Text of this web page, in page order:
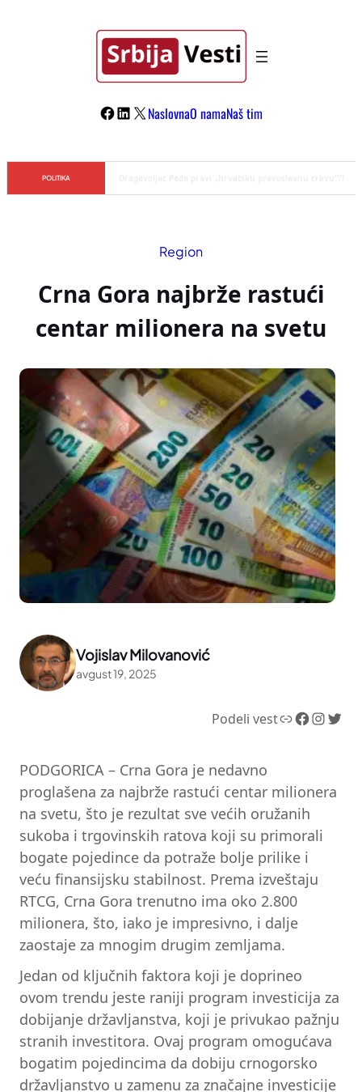
Facebook
LinkedIn
X NaslovnaO namaNaš tim
POLITIKA
Region
Crna Gora najbrže rastući
centar milionera na svetu
Vojislav Milovanović
avgust 19, 2025
Podeli vestLink Facebook InstagramTwitter
PODGORICA – Crna Gora je nedavno
proglašena za najbrže rastući centar milionera
na svetu, što je rezultat sve većih oružanih
sukoba i trgovinskih ratova koji su primorali
bogate pojedince da potraže bolje prilike i
veću finansijsku stabilnost. Prema izveštaju
RTCG, Crna Gora trenutno ima oko 2.800
milionera, što, iako je impresivno, i dalje
zaostaje za mnogim drugim zemljama.
Jedan od ključnih faktora koji je doprineo
ovom trendu jeste raniji program investicija za
dobijanje državljanstva, koji je privukao pažnju
stranih investitora. Ovaj program omogućava
bogatim pojedincima da dobiju crnogorsko
državljanstvo u zamenu za značajne investicije